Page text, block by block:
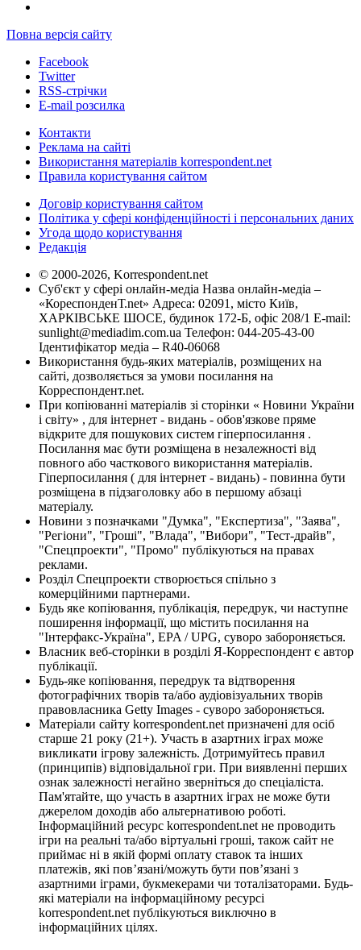
Повна версія сайту
Facebook
Twitter
RSS-стрічки
E-mail розсилка
Контакти
Реклама на сайті
Використання матеріалів korrespondent.net
Правила користування сайтом
Договір користування сайтом
Політика у сфері конфіденційності і персональних даних
Угода щодо користування
Редакція
© 2000-2026, Korrespondent.net
Суб'єкт у сфері онлайн-медіа Назва онлайн-медіа –
«КореспонденТ.net» Адреса: 02091, місто Київ,
ХАРКІВСЬКЕ ШОСЕ, будинок 172-Б, офіс 208/1 E-mail:
sunlight@mediadim.com.ua Телефон: 044-205-43-00
Ідентифікатор медіа – R40-06068
Використання будь-яких матеріалів, розміщених на
сайті, дозволяється за умови посилання на
Корреспондент.net.
При копіюванні матеріалів зі сторінки « Новини України
і світу» , для інтернет - видань - обов'язкове пряме
відкрите для пошукових систем гіперпосилання .
Посилання має бути розміщена в незалежності від
повного або часткового використання матеріалів.
Гіперпосилання ( для інтернет - видань) - повинна бути
розміщена в підзаголовку або в першому абзаці
матеріалу.
Новини з позначками "Думка", "Експертиза", "Заява",
"Регіони", "Гроші", "Влада", "Вибори", "Тест-драйв",
"Спецпроекти", "Промо" публікуються на правах
реклами.
Розділ Спецпроекти створюється спільно з
комерційними партнерами.
Будь яке копіювання, публікація, передрук, чи наступне
поширення інформації, що містить посилання на
"Інтерфакс-Україна", EPA / UPG, суворо забороняється.
Власник веб-сторінки в розділі Я-Корреспондент є автор
публікації.
Будь-яке копіювання, передрук та відтворення
фотографічних творів та/або аудіовізуальних творів
правовласника Getty Images - суворо забороняється.
Матеріали сайту korrespondent.net призначені для осіб
старше 21 року (21+). Участь в азартних іграх може
викликати ігрову залежність. Дотримуйтесь правил
(принципів) відповідальної гри. При виявленні перших
ознак залежності негайно зверніться до спеціаліста.
Пам'ятайте, що участь в азартних іграх не може бути
джерелом доходів або альтернативою роботі.
Інформаційний ресурс korrespondent.net не проводить
ігри на реальні та/або віртуальні гроші, також сайт не
приймає ні в якій формі оплату ставок та інших
платежів, які пов’язані/можуть бути пов’язані з
азартними іграми, букмекерами чи тоталізаторами. Будь-
які матеріали на інформаційному ресурсі
korrespondent.net публікуються виключно в
інформаційних цілях.